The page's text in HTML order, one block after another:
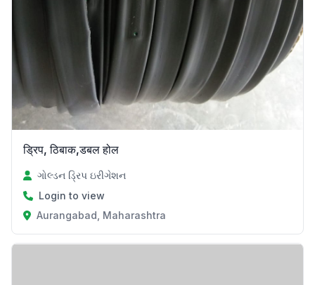
ड्रिप, ठिबाक,डबल होल
ગોલ્ડન ડ્રિપ ઇરીગેશન
Login to view
Aurangabad, Maharashtra